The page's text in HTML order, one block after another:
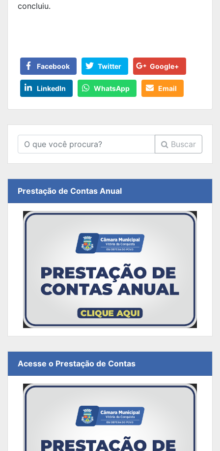
concluiu.
Facebook Twitter Google+
LinkedIn WhatsApp Email
Buscar
Prestação de Contas Anual
Acesse o Prestação de Contas